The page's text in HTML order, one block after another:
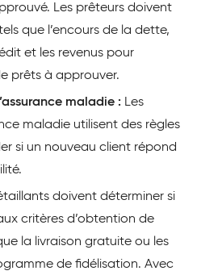
Les prêteurs doivent
que l’encours de la dette,
et les revenus pour
prêts à approuver.
maladie : Les
maladie utilisent des règles
si un nouveau client répond
doivent déterminer si
critères d’obtention de
la livraison gratuite ou les
de fidélisation. Avec